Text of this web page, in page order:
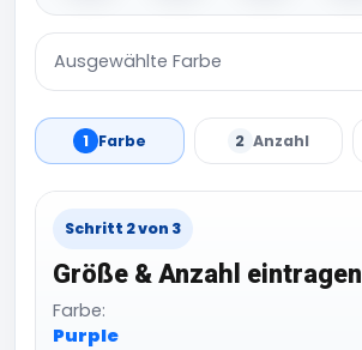
Ausgewählte Farbe
1 Farbe 2 Anzahl
Schritt 2 von 3
Größe & Anzahl eintragen
Farbe:
Purple